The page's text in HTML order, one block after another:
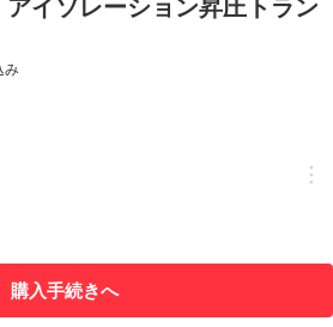
み
購入手続きへ